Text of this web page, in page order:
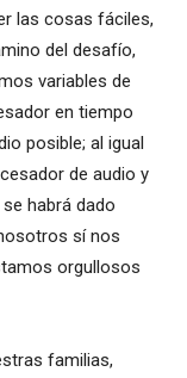
las cosas fáciles,
del desafío,
variables de
en tiempo
posible; al igual
de audio y
habrá dado
sí nos
orgullosos
familias,